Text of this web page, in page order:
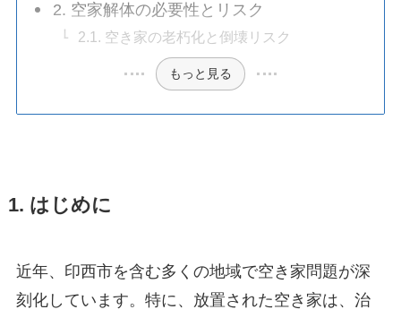
2. 空家解体の必要性とリスク
2.1. 空き家の老朽化と倒壊リスク
もっと見る
1. はじめに
近年、印西市を含む多くの地域で空き家問題が深
刻化しています。特に、放置された空き家は、治